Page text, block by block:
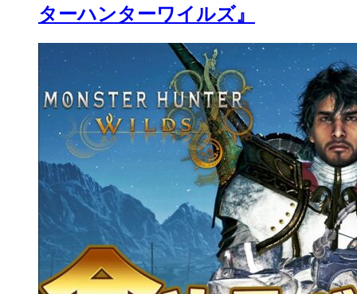
ターハンターワイルズ』